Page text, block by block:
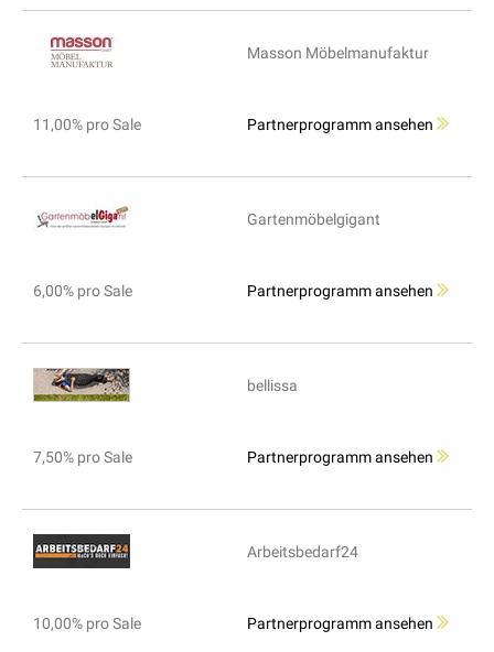
Masson Möbelmanufaktur
11,00% pro Sale Partnerprogramm ansehen
Gartenmöbelgigant
6,00% pro Sale Partnerprogramm ansehen
bellissa
7,50% pro Sale Partnerprogramm ansehen
Arbeitsbedarf24
10,00% pro Sale Partnerprogramm ansehen